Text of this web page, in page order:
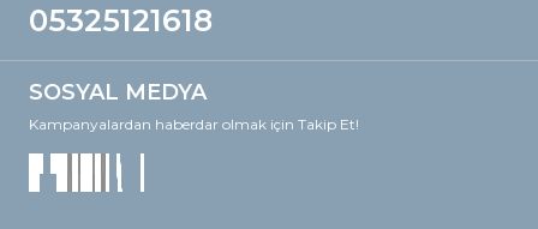
05325121618
SOSYAL MEDYA
Kampanyalardan haberdar olmak için Takip Et!